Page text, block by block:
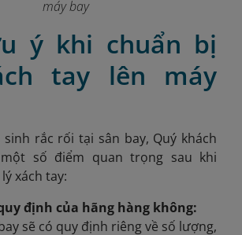
máy bay
ý khi chuẩn bị
tay lên máy
rắc rối tại sân bay, Quý khách
số điểm quan trọng sau khi
xách tay:
định của hãng hàng không:
sẽ có quy định riêng về số lượng,